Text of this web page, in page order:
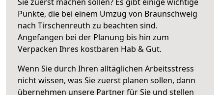
Punkte, die bei einem Umzug von Braunschweig
nach Tirschenreuth zu beachten sind.
Angefangen bei der Planung bis hin zum
Verpacken Ihres kostbaren Hab & Gut.
Wenn Sie durch Ihren alltäglichen Arbeitsstress
nicht wissen, was Sie zuerst planen sollen, dann
übernehmen unsere Partner für Sie und stellen